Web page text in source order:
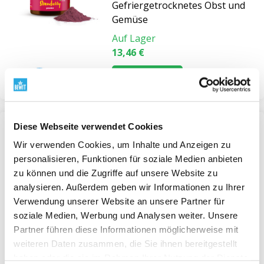
Diese Webseite verwendet Cookies
Wir verwenden Cookies, um Inhalte und Anzeigen zu
personalisieren, Funktionen für soziale Medien anbieten
zu können und die Zugriffe auf unsere Website zu
analysieren. Außerdem geben wir Informationen zu Ihrer
Verwendung unserer Website an unsere Partner für
soziale Medien, Werbung und Analysen weiter. Unsere
Partner führen diese Informationen möglicherweise mit
weiteren Daten zusammen, die Sie ihnen bereitgestellt
4. Sind sie für Kinder geeignet?
völlig natürlichund enthalten keine
Zusatzstoffe. Dank ihrer zarten Textur und natürlichen
Süße lieben sie auch Kinder.
Einfachheit und einem bewussten Ansatz basiert
Unser gefriergetrocknetes Obst und Gemüse ist das
Ergebnis der Verbindung natürlicher Prozesse und
schonender Technologie. Jedes Stück trägt dieEnergie
der Erde, der Sonne und der menschlichen Fürsorge
in sich. Das ist BEWIT LIFE– Ernährung, die
Gleichgewicht, Freude und den natürlichen Rhythmus
des Lebens fördert.
Gefriergetrocknetes Obst und
Gemüse
Auf Lager
13,46 €
Gefriergetrocknetes
Bananenpulver, BIO RAW
Gefriergetrocknetes Obst und
Gemüse
Auf Lager
ab 10,71 €
Ansehen